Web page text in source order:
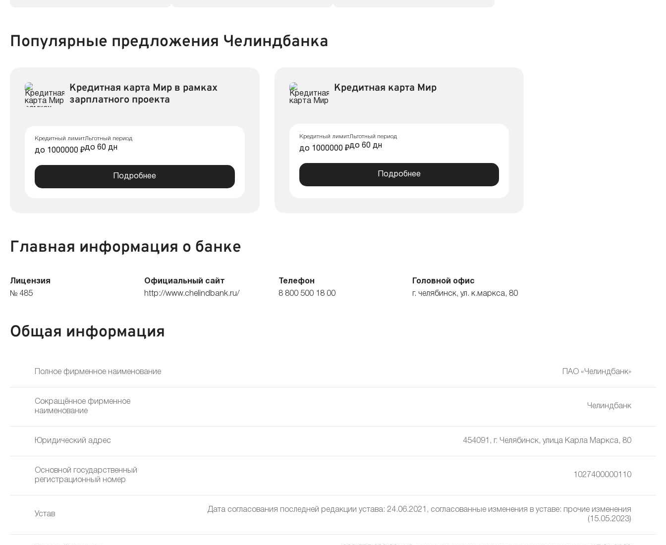
Популярные предложения Челиндбанка
Кредитная карта Мир в рамках
зарплатного проекта
Кредитный лимит
до 1000000 ₽
Льготный период
до 60 дн
Подробнее
Кредитная карта Мир
Кредитный лимит
до 1000000 ₽
Льготный период
до 60 дн
Подробнее
Главная информация о банке
Лицензия
№ 485
Официальный сайт
http://www.chelindbank.ru/
Телефон
8 800 500 18 00
Головной офис
г. челябинск, ул. к.маркса, 80
Общая информация
Полное фирменное наименование ПАО «Челиндбанк»
Сокращённое фирменное
наименование
Челиндбанк
Юридический адрес 454091, г. Челябинск, улица Карла Маркса, 80
Основной государственный
регистрационный номер
1027400000110
Устав
Дата согласования последней редакции устава: 24.06.2021, cогласованные изменения в уставe: прочие изменения
(15.05.2023)